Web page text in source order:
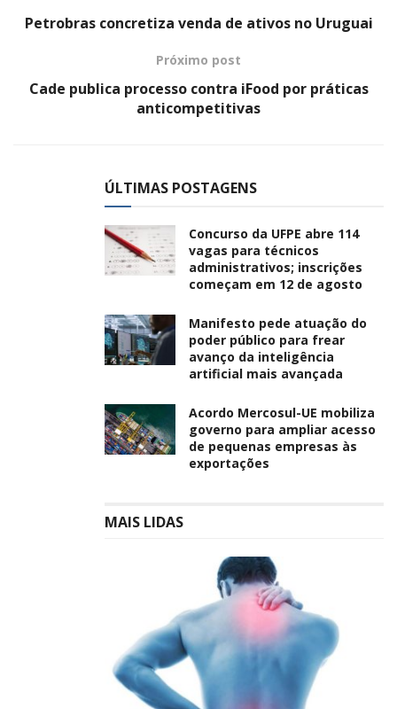
Petrobras concretiza venda de ativos no Uruguai
Próximo post
Cade publica processo contra iFood por práticas
anticompetitivas
ÚLTIMAS POSTAGENS
Concurso da UFPE abre 114
vagas para técnicos
administrativos; inscrições
começam em 12 de agosto
Manifesto pede atuação do
poder público para frear
avanço da inteligência
artificial mais avançada
Acordo Mercosul-UE mobiliza
governo para ampliar acesso
de pequenas empresas às
exportações
MAIS LIDAS